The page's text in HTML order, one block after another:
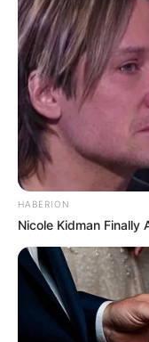
Pinterest
HABERION
Nicole Kidman Finally